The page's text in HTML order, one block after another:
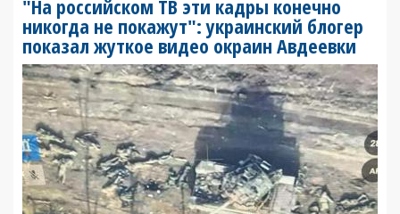
содержанию
"На российском ТВ эти кадры конечно
никогда не покажут": украинский блогер
показал жуткое видео окраин Авдеевки